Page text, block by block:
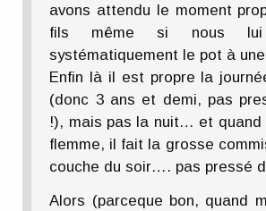
avons attendu le moment
fils même si nous lui
systématiquement le pot à
Enfin là il est propre la
(donc 3 ans et demi, pas
!), mais pas la nuit… et quand
flemme, il fait la grosse
couche du soir…. pas pressé
Alors (parceque bon, quand